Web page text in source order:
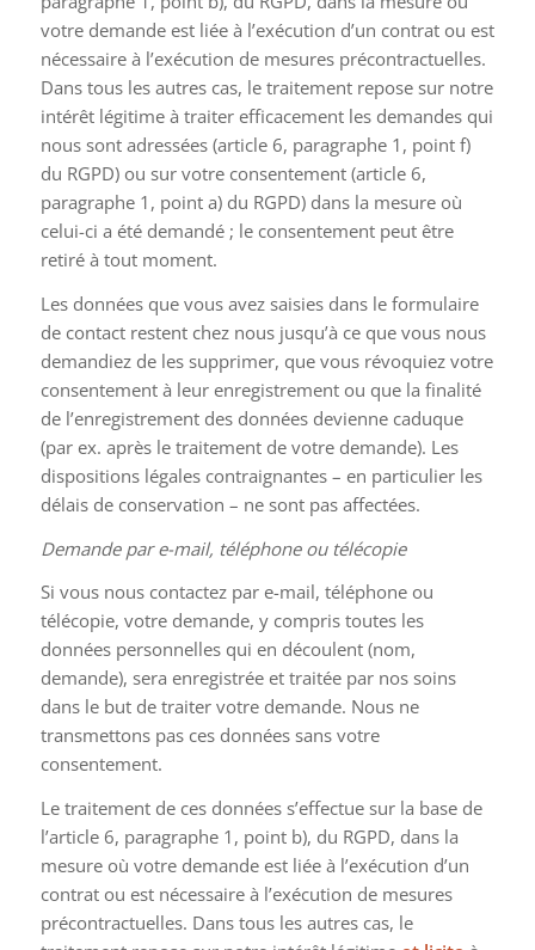
votre demande est liée à l’exécution d’un contrat ou est
nécessaire à l’exécution de mesures précontractuelles.
Dans tous les autres cas, le traitement repose sur notre
intérêt légitime à traiter efficacement les demandes qui
nous sont adressées (article 6, paragraphe 1, point f)
du RGPD) ou sur votre consentement (article 6,
paragraphe 1, point a) du RGPD) dans la mesure où
celui-ci a été demandé ; le consentement peut être
retiré à tout moment.
Les données que vous avez saisies dans le formulaire
de contact restent chez nous jusqu’à ce que vous nous
demandiez de les supprimer, que vous révoquiez votre
consentement à leur enregistrement ou que la finalité
de l’enregistrement des données devienne caduque
(par ex. après le traitement de votre demande). Les
dispositions légales contraignantes – en particulier les
délais de conservation – ne sont pas affectées.
Demande par e-mail, téléphone ou télécopie
Si vous nous contactez par e-mail, téléphone ou
télécopie, votre demande, y compris toutes les
données personnelles qui en découlent (nom,
demande), sera enregistrée et traitée par nos soins
dans le but de traiter votre demande. Nous ne
transmettons pas ces données sans votre
consentement.
Le traitement de ces données s’effectue sur la base de
l’article 6, paragraphe 1, point b), du RGPD, dans la
mesure où votre demande est liée à l’exécution d’un
contrat ou est nécessaire à l’exécution de mesures
précontractuelles. Dans tous les autres cas, le